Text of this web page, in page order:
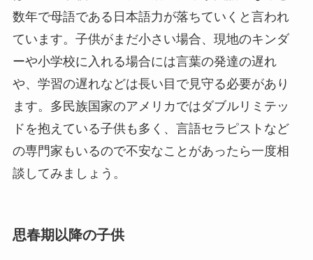
数年で母語である日本語力が落ちていくと言われ
ています。子供がまだ小さい場合、現地のキンダ
ーや小学校に入れる場合には言葉の発達の遅れ
や、学習の遅れなどは長い目で見守る必要があり
ます。多民族国家のアメリカではダブルリミテッ
ドを抱えている子供も多く、言語セラピストなど
の専門家もいるので不安なことがあったら一度相
談してみましょう。
思春期以降の子供